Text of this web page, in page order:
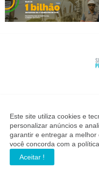
Notícias de quem
econômico e geração de
quem toma
Este site utiliza cookies e
personalizar anúncios e
garantir e entregar a melhor
você concorda com a
Aceitar !